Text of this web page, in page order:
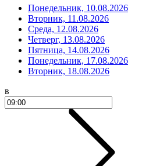
Понедельник, 10.08.2026
Вторник, 11.08.2026
Среда, 12.08.2026
Четверг, 13.08.2026
Пятница, 14.08.2026
Понедельник, 17.08.2026
Вторник, 18.08.2026
в